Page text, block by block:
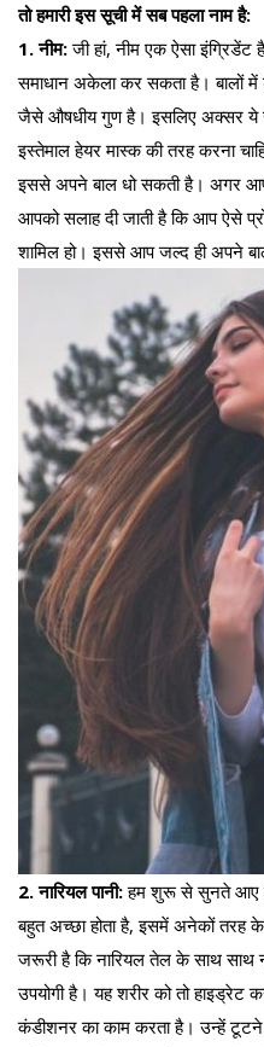
तो हमारी इस सूची में सब पहला नाम है:
1. नीम:जी हां, नीम एक ऐसा
समाधान अकेला कर सकता है। बालों
जैसे औषधीय गुण है। इसलिए अक्सर ये
इस्तेमाल हेयर मास्क की तरह करना
इससे अपने बाल धो सकती है। अगर आप
आपको सलाह दी जाती है कि आप ऐसे
शामिल हो। इससे आप जल्द ही अपने
2. नारियल पानी:हम शुरू से सुनते आए है
बहुत अच्छा होता है, इसमें अनेकों तरह
जरूरी है कि नारियल तेल के साथ साथ
उपयोगी है। यह शरीर को तो हाइड्रेट
कंडीशनर का काम करता है। उन्हें टूटने